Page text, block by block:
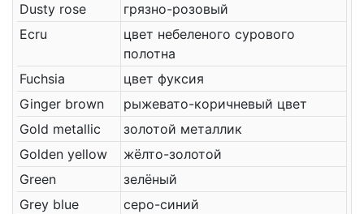
Dusty rose
грязно-розовый
Ecru
цвет небеленого сурового
полотна
Fuchsia
цвет фуксия
Ginger brown
рыжевато-коричневый цвет
Gold metallic
золотой металлик
Golden yellow
жёлто-золотой
Green
зелёный
Grey blue
серо-синий